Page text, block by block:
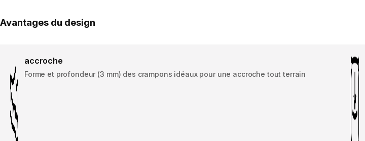
Avantages du design
accroche
Forme et profondeur (3 mm) des crampons idéaux pour une accroche tout terrain